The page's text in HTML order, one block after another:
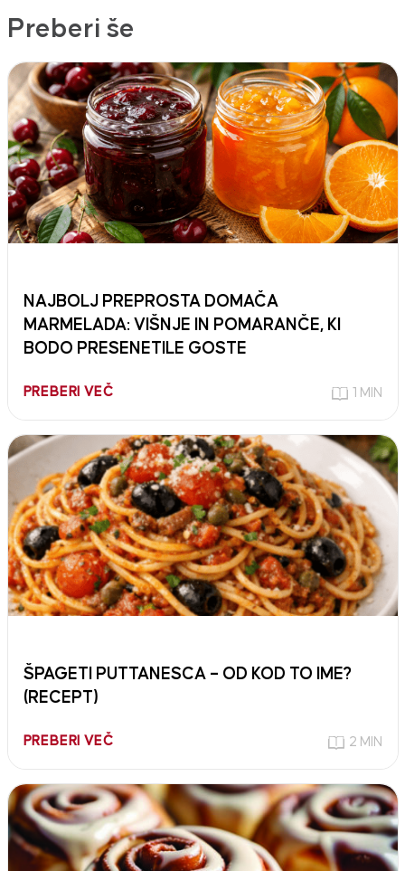
Preberi še
NAJBOLJ PREPROSTA DOMAČA
MARMELADA: VIŠNJE IN POMARANČE, KI
BODO PRESENETILE GOSTE
PREBERI VEČ 1 MIN
ŠPAGETI PUTTANESCA – OD KOD TO IME?
(RECEPT)
PREBERI VEČ 2 MIN